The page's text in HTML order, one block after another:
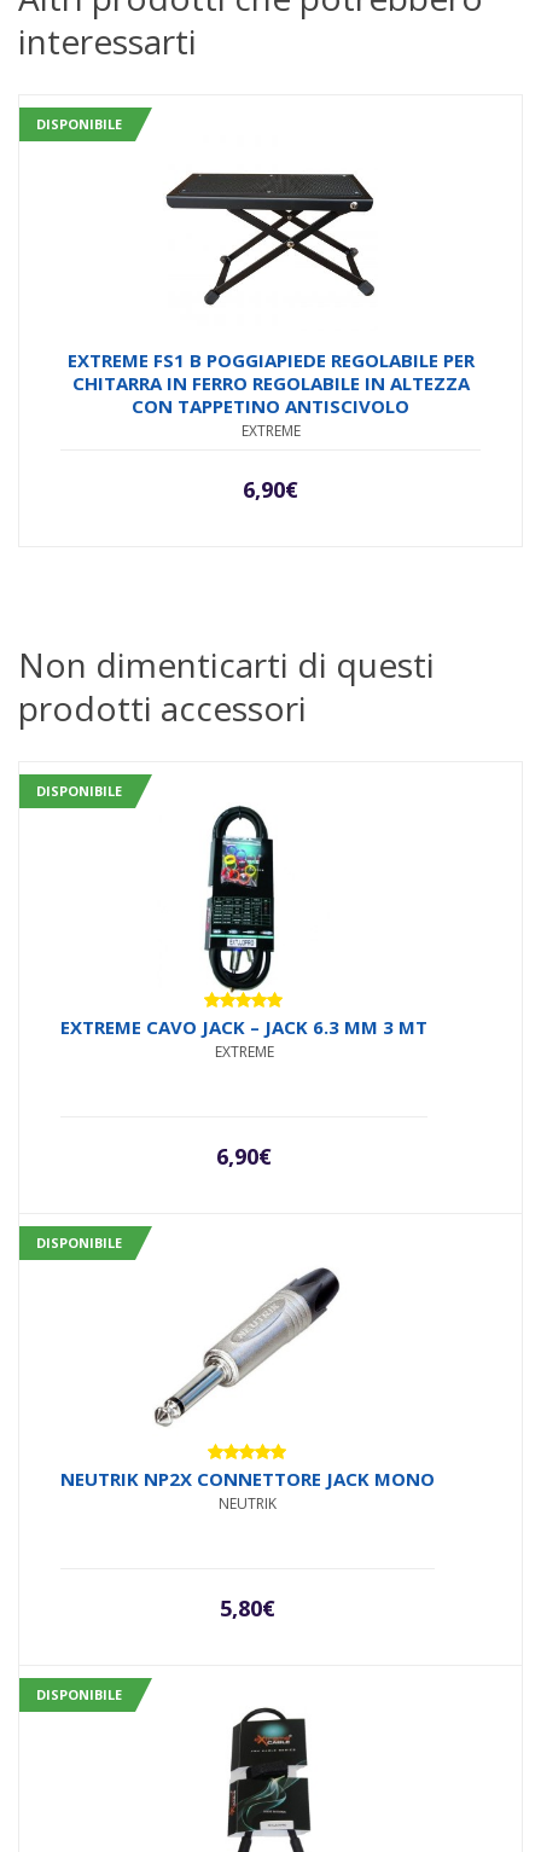
interessarti
DISPONIBILE
EXTREME FS1 B POGGIAPIEDE REGOLABILE PER
CHITARRA IN FERRO REGOLABILE IN ALTEZZA
CON TAPPETINO ANTISCIVOLO
EXTREME
6,90€
Non dimenticarti di questi
prodotti accessori
DISPONIBILE
Valutato
5.00su 5
EXTREME CAVO JACK – JACK 6.3 MM 3 MT
EXTREME
6,90€
DISPONIBILE
Valutato
5.00su 5
NEUTRIK NP2X CONNETTORE JACK MONO
NEUTRIK
5,80€
DISPONIBILE